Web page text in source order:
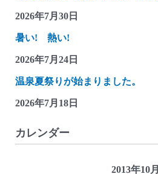
2026年7月30日
暑い! 熱い!
2026年7月24日
温泉夏祭りが始まりました。
2026年7月18日
カレンダー
2013年10月